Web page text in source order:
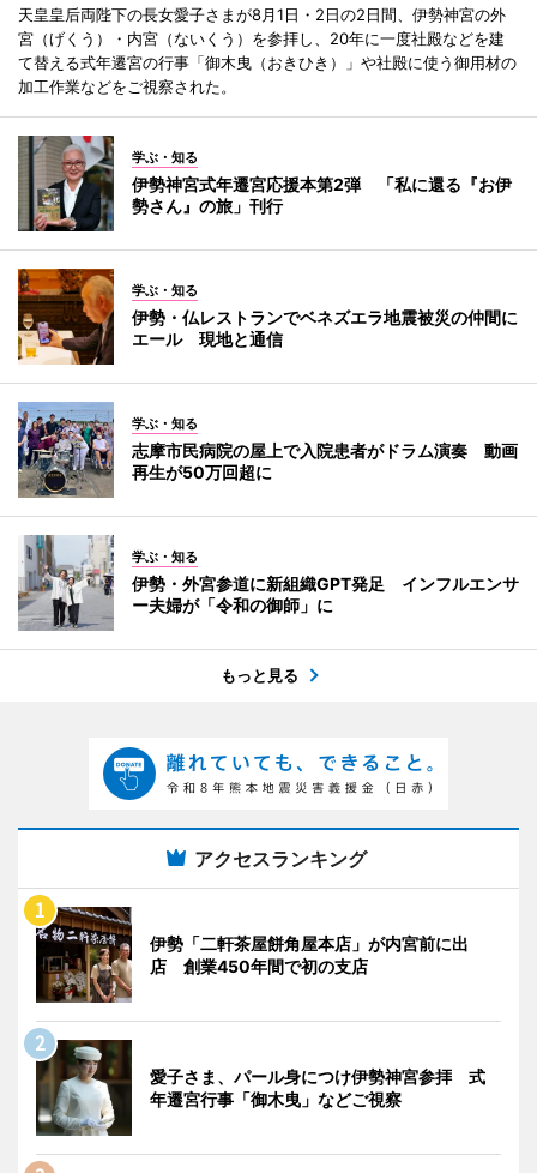
天皇皇后両陛下の長女愛子さまが8月1日・2日の2日間、伊勢神宮の外
宮（げくう）・内宮（ないくう）を参拝し、20年に一度社殿などを建
て替える式年遷宮の行事「御木曳（おきひき）」や社殿に使う御用材の
加工作業などをご視察された。
学ぶ・知る
伊勢神宮式年遷宮応援本第2弾 「私に還る『お伊
勢さん』の旅」刊行
学ぶ・知る
伊勢・仏レストランでベネズエラ地震被災の仲間に
エール 現地と通信
学ぶ・知る
志摩市民病院の屋上で入院患者がドラム演奏 動画
再生が50万回超に
学ぶ・知る
伊勢・外宮参道に新組織GPT発足 インフルエンサ
ー夫婦が「令和の御師」に
もっと見る
アクセスランキング
伊勢「二軒茶屋餅角屋本店」が内宮前に出
店 創業450年間で初の支店
愛子さま、パール身につけ伊勢神宮参拝 式
年遷宮行事「御木曳」などご視察